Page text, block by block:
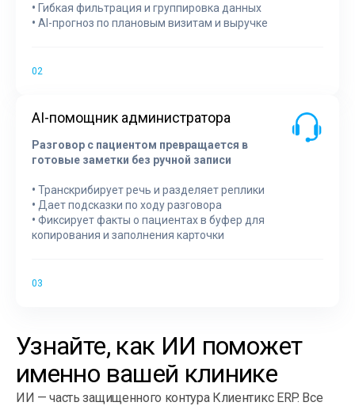
• Гибкая фильтрация и группировка данных
• AI-прогноз по плановым визитам и выручке
AI-помощник администратора
Разговор с пациентом превращается в
готовые заметки без ручной записи
• Транскрибирует речь и разделяет реплики
• Дает подсказки по ходу разговора
• Фиксирует факты о пациентах в буфер для
копирования и заполнения карточки
Узнайте, как ИИ поможет
именно вашей клинике
ИИ — часть защищенного контура Клиентикс ERP. Все